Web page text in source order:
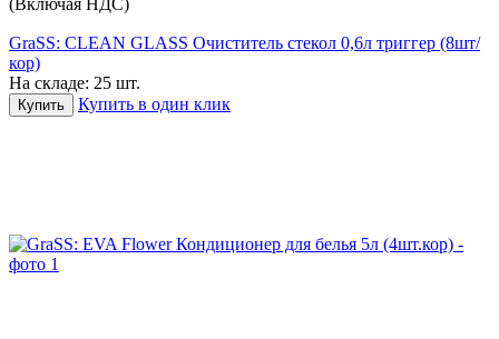
GraSS: CLEAN GLASS Очиститель стекол 0,6л триггер (8шт/
кор)
На складе: 25 шт.
Купить Купить в один клик